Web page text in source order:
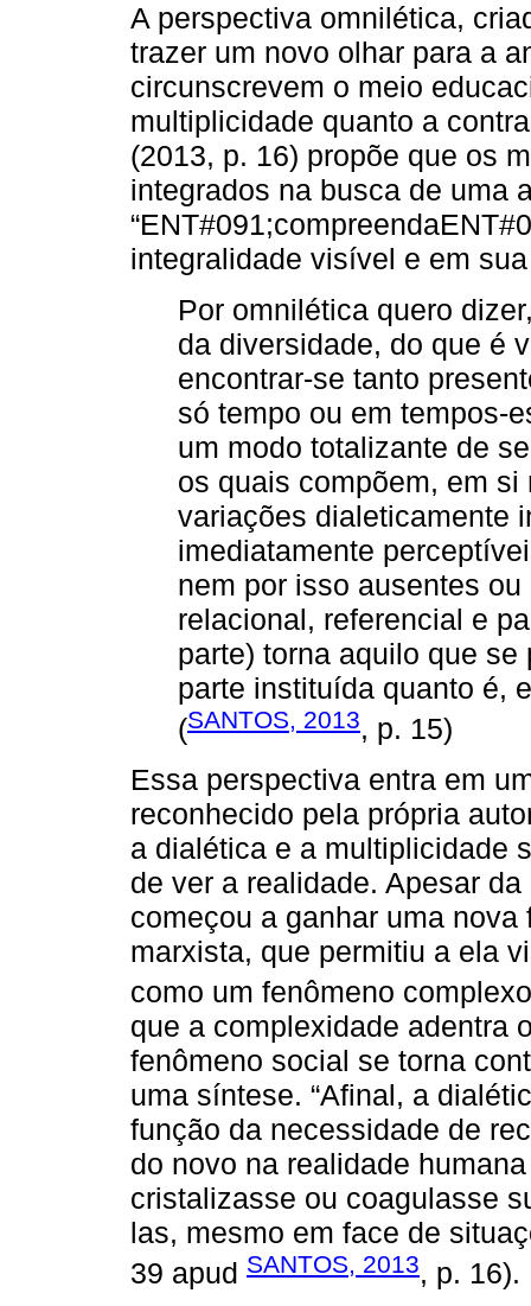
A perspectiva omnilética,
trazer um novo olhar para a
circunscrevem o meio
multiplicidade quanto a
(2013, p. 16) propõe que os
integrados na busca de uma
integralidade visível e em
Por omnilética quero
da diversidade, do que é
encontrar-se tanto
só tempo ou em tempos-
um modo totalizante de
os quais compõem, em
variações dialeticamente
imediatamente
nem por isso ausentes
relacional, referencial e
parte) torna aquilo que
parte instituída quanto é,
(SANTOS, 2013, p. 15)
Essa perspectiva entra em
reconhecido pela própria
a dialética e a multiplicidade
de ver a realidade. Apesar
começou a ganhar uma
marxista, que permitiu a ela
como um fenômeno
que a complexidade adentra
fenômeno social se torna
uma síntese. “Afinal, a
função da necessidade de
do novo na realidade
cristalizasse ou coagulasse
las, mesmo em face de
39 apud SANTOS, 2013, p. 16).